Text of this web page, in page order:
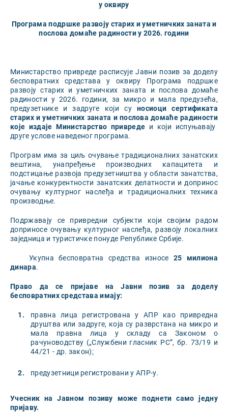
у оквиру
Програма подршке развоју старих и уметничких заната и
послова домаће радиности у 2026. години
Министарство привреде расписује Јавни позив за доделу
бесповратних средстава у оквиру Програма подршке
развоју старих и уметничких заната и послова домаће
радиности у 2026. години, за микро и мала предузећа,
предузетнике и задруге који суносиоци сертификата
старих и уметничких заната и послова домаће радиности
које издајеМинистарство привреде и који испуњавају
друге услове наведеног програма.
Програм има за циљ очување традиционалних занатских
вештина, унапређење производних капацитета и
подстицање развоја предузетништва у области занатства,
јачање конкурентности занатских делатности и допринос
очувању културног наслеђа и традиционалних техника
производње.
Подржавају се привредни субјекти који својим радом
доприносе очувању културног наслеђа, развоју локалних
заједница и туристичке понуде Републике Србије.
Укупна бесповратна средства износе 25 милиона
динара.
Право да се пријаве на Јавни позив за доделу
бесповратних средстава имају:
правна лица регистрована у АПР као привредна
друштва или задруге, која су разврстана на микро и
мала правна лица у складу са Законом о
рачуноводству („Службени гласник РС”, бр. 73/19 и
44/21 - др. закон);
предузетници регистровани у АПР-у.
Учесник на Јавном позиву може поднети само једну
пријаву.